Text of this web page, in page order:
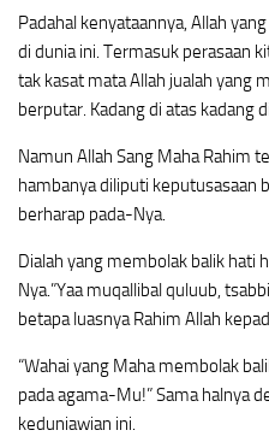
Padahal kenyataannya, Allah
di dunia ini. Termasuk perasaan
tak kasat mata Allah jualah yang
berputar. Kadang di atas kadang
Namun Allah Sang Maha Rahim
hambanya diliputi keputusasaan
berharap pada-Nya.
Dialah yang membolak balik hati
Nya.”Yaa muqallibal quluub,
betapa luasnya Rahim Allah
“Wahai yang Maha membolak
pada agama-Mu!” Sama halnya
keduniawian ini.